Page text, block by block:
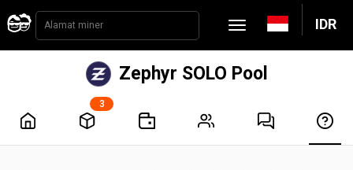
IDR
Zephyr SOLO Pool
3